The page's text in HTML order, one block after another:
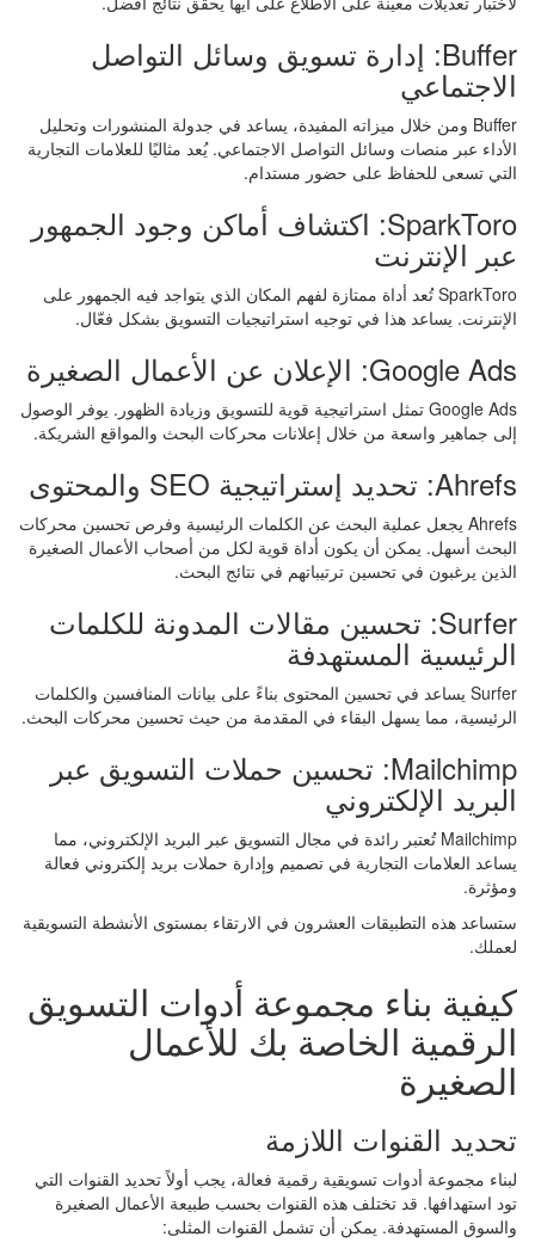
Buffer: إدارة تسويق وسائل التواصل
الاجتماعي
Buffer ومن خلال ميزاته المفيدة، يساعد في جدولة المنشورات وتحليل
الأداء عبر منصات وسائل التواصل الاجتماعي. يُعد مثاليًا للعلامات التجارية
التي تسعى للحفاظ على حضور مستدام.
SparkToro: اكتشاف أماكن وجود الجمهور
عبر الإنترنت
SparkToro تُعد أداة ممتازة لفهم المكان الذي يتواجد فيه الجمهور على
الإنترنت. يساعد هذا في توجيه استراتيجيات التسويق بشكل فعّال.
Google Ads: الإعلان عن الأعمال الصغيرة
Google Ads تمثل استراتيجية قوية للتسويق وزيادة الظهور. يوفر الوصول
إلى جماهير واسعة من خلال إعلانات محركات البحث والمواقع الشريكة.
Ahrefs: تحديد إستراتيجية SEO والمحتوى
Ahrefs يجعل عملية البحث عن الكلمات الرئيسية وفرص تحسين محركات
البحث أسهل. يمكن أن يكون أداة قوية لكل من أصحاب الأعمال الصغيرة
الذين يرغبون في تحسين ترتيباتهم في نتائج البحث.
Surfer: تحسين مقالات المدونة للكلمات
الرئيسية المستهدفة
Surfer يساعد في تحسين المحتوى بناءً على بيانات المنافسين والكلمات
الرئيسية، مما يسهل البقاء في المقدمة من حيث تحسين محركات البحث.
Mailchimp: تحسين حملات التسويق عبر
البريد الإلكتروني
Mailchimp تُعتبر رائدة في مجال التسويق عبر البريد الإلكتروني، مما
يساعد العلامات التجارية في تصميم وإدارة حملات بريد إلكتروني فعالة
ومؤثرة.
ستساعد هذه التطبيقات العشرون في الارتقاء بمستوى الأنشطة التسويقية
لعملك.
كيفية بناء مجموعة أدوات التسويق
الرقمية الخاصة بك للأعمال
الصغيرة
تحديد القنوات اللازمة
لبناء مجموعة أدوات تسويقية رقمية فعالة، يجب أولاً تحديد القنوات التي
تود استهدافها. قد تختلف هذه القنوات بحسب طبيعة الأعمال الصغيرة
والسوق المستهدفة. يمكن أن تشمل القنوات المثلى: